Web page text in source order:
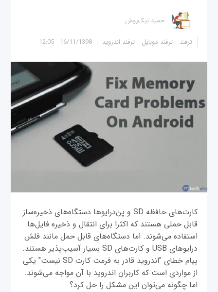
16/11/1398 - 12:05
حمید نیک‌روش
ترفند ترفند موبایل ترفند اندروید
کارت‌های حافظه SD و پن‌درایوها دستگاه‌های ذخیره‌ساز
قابل حملی هستند که اکثرا برای انتقال و ذخیره‌ فایل‌ها
استفاده می‌شوند. اما دستگاه‌های قابل حمل مانند فلش
درایوهای USB و کارت‌های SD بسیار آسیب‌پذیر هستند.
پیام خطای "اندروید قادر به فرمت کارت SD نیست" یکی
از مواردی است که کاربران اندروید با آن مواجه می‌شوند.
اما چگونه می‌توان این مشکل را حل کرد؟